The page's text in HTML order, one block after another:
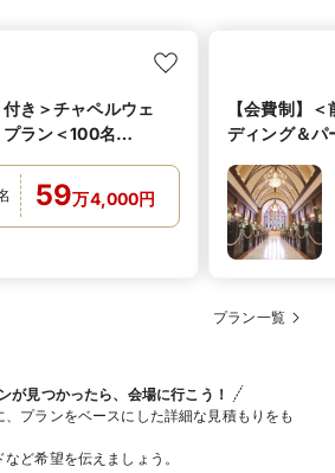
付き＞チャペルウェ
ラン＜100名
59万4,000円
【会費制】
ディング＆
プラン一覧
が見つかったら、会場に行こう！
プランをベースにした詳細な見積もりをも
ど希望を伝えましょう。